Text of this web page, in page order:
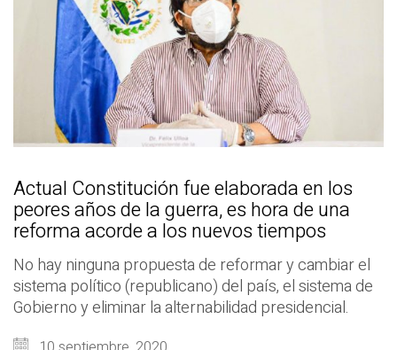
Actual Constitución fue elaborada en los
peores años de la guerra, es hora de una
reforma acorde a los nuevos tiempos
No hay ninguna propuesta de reformar y cambiar el
sistema político (republicano) del país, el sistema de
Gobierno y eliminar la alternabilidad presidencial.